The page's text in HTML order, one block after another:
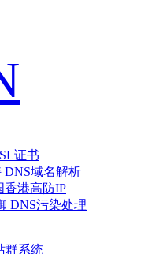
证书
DNS域名解析
香港高防IP
DNS污染处理
群系统